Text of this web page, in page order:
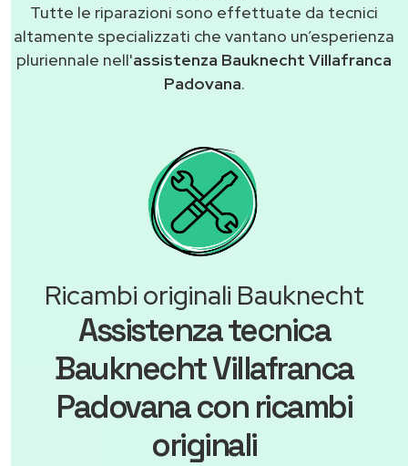
Tutte le riparazioni sono effettuate da tecnici
altamente specializzati che vantano un’esperienza
pluriennale nell'assistenza Bauknecht Villafranca
Padovana.
Ricambi originali Bauknecht
Assistenza tecnica
Bauknecht Villafranca
Padovana con ricambi
originali